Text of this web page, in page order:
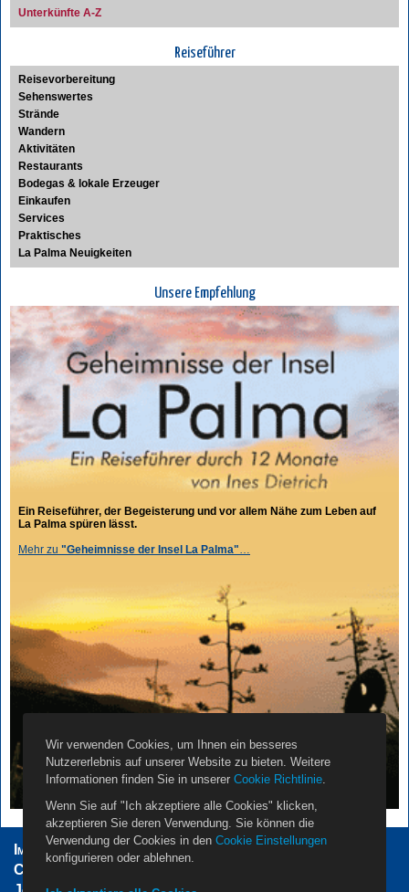
Unterkünfte A-Z
Reiseführer
Reisevorbereitung
Sehenswertes
Strände
Wandern
Aktivitäten
Restaurants
Bodegas & lokale Erzeuger
Einkaufen
Services
Praktisches
La Palma Neuigkeiten
Unsere Empfehlung
Ein Reiseführer, der Begeisterung und vor allem Nähe zum Leben auf
La Palma spüren lässt.
Mehr zu "Geheimnisse der Insel La Palma"…
Impressum AGB
Datenschutzerklärung
Cookie Einstellungen
Wir verwenden Cookies, um Ihnen ein besseres
Nutzererlebnis auf unserer Website zu bieten. Weitere
Informationen finden Sie in unserer Cookie Richtlinie.
Wenn Sie auf "Ich akzeptiere alle Cookies" klicken,
akzeptieren Sie deren Verwendung. Sie können die
Verwendung der Cookies in den Cookie Einstellungen
konfigurieren oder ablehnen.